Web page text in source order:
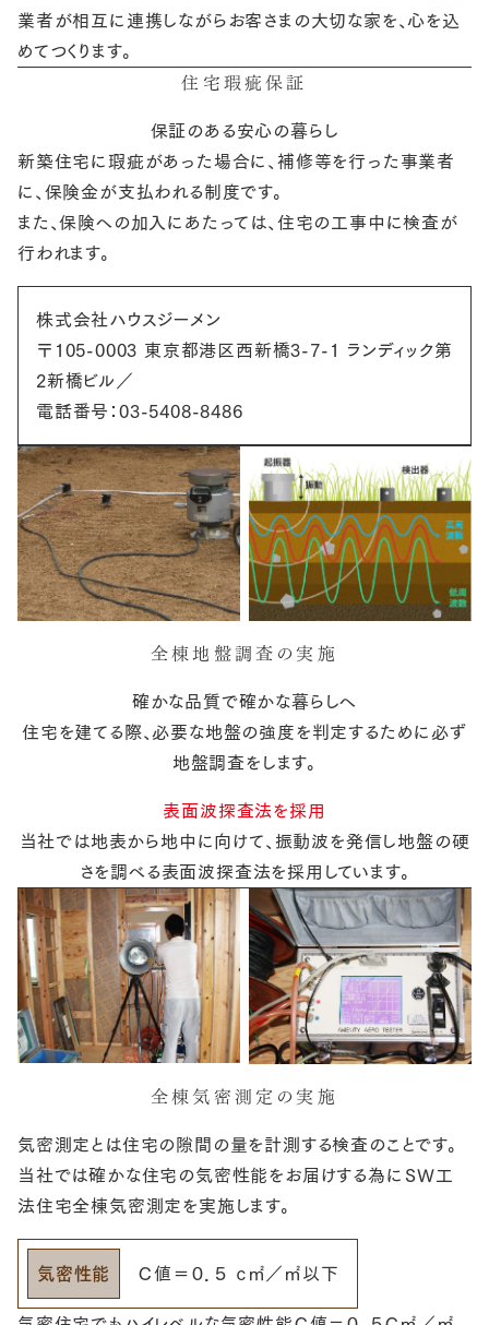
業者が相互に連携しながらお客さまの大切な家を、心を込
めてつくります。
住宅瑕疵保証
保証のある安心の暮らし
新築住宅に瑕疵があった場合に、補修等を行った事業者
に、保険金が支払われる制度です。
また、保険への加入にあたっては、住宅の工事中に検査が
行われます。
株式会社ハウスジーメン
〒105-0003 東京都港区西新橋3-7-1 ランディック第
2新橋ビル／
電話番号：03-5408-8486
全棟地盤調査の実施
確かな品質で確かな暮らしへ
住宅を建てる際、必要な地盤の強度を判定するために必ず
地盤調査をします。
表面波探査法を採用
当社では地表から地中に向けて、振動波を発信し地盤の硬
さを調べる表面波探査法を採用しています。
全棟気密測定の実施
気密測定とは住宅の隙間の量を計測する検査のことです。
当社では確かな住宅の気密性能をお届けする為にＳＷ工
法住宅全棟気密測定を実施します。
気密性能 Ｃ値＝０．５ ｃ㎡／㎡以下